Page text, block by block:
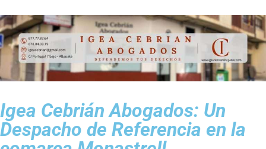
Igea Cebrián Abogados: Un
Despacho de Referencia en la